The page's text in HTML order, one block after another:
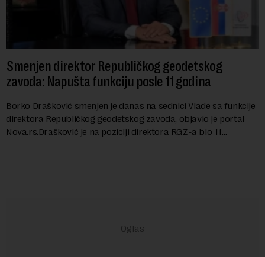
Smenjen direktor Republičkog geodetskog
zavoda: Napušta funkciju posle 11 godina
Borko Drašković smenjen je danas na sednici Vlade sa funkcije
direktora Republičkog geodetskog zavoda, objavio je portal
Nova.rs.Drašković je na poziciji direktora RGZ-a bio 11